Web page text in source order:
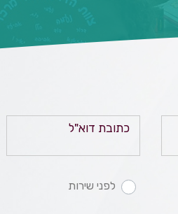
כתובת דוא"ל
לפני שירות